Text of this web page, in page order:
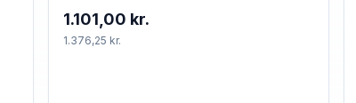
1.101,00 kr.
1.376,25 kr.